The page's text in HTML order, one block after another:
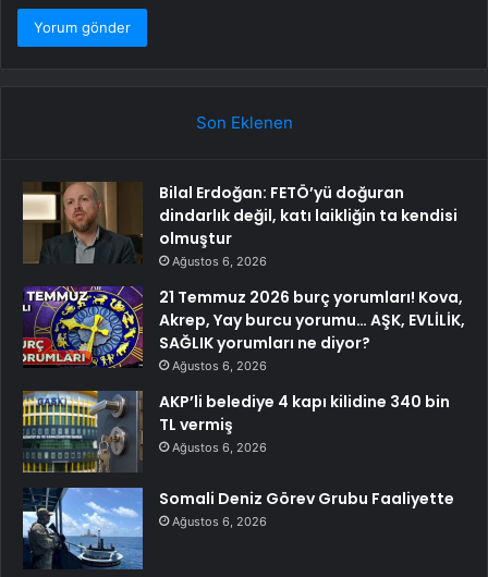
Son Eklenen
Bilal Erdoğan: FETÖ’yü doğuran
dindarlık değil, katı laikliğin ta kendisi
olmuştur
Ağustos 6, 2026
21 Temmuz 2026 burç yorumları! Kova,
Akrep, Yay burcu yorumu… AŞK, EVLİLİK,
SAĞLIK yorumları ne diyor?
Ağustos 6, 2026
AKP’li belediye 4 kapı kilidine 340 bin
TL vermiş
Ağustos 6, 2026
Somali Deniz Görev Grubu Faaliyette
Ağustos 6, 2026